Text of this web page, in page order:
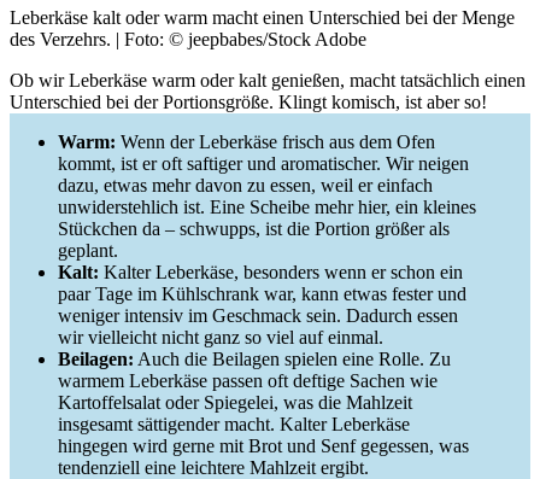
Leberkäse kalt oder warm macht einen Unterschied bei der Menge
des Verzehrs. | Foto: © jeepbabes/Stock Adobe
Ob wir Leberkäse warm oder kalt genießen, macht tatsächlich einen
Unterschied bei der Portionsgröße. Klingt komisch, ist aber so!
Warm: Wenn der Leberkäse frisch aus dem Ofen
kommt, ist er oft saftiger und aromatischer. Wir neigen
dazu, etwas mehr davon zu essen, weil er einfach
unwiderstehlich ist. Eine Scheibe mehr hier, ein kleines
Stückchen da – schwupps, ist die Portion größer als
geplant.
Kalt: Kalter Leberkäse, besonders wenn er schon ein
paar Tage im Kühlschrank war, kann etwas fester und
weniger intensiv im Geschmack sein. Dadurch essen
wir vielleicht nicht ganz so viel auf einmal.
Beilagen: Auch die Beilagen spielen eine Rolle. Zu
warmem Leberkäse passen oft deftige Sachen wie
Kartoffelsalat oder Spiegelei, was die Mahlzeit
insgesamt sättigender macht. Kalter Leberkäse
hingegen wird gerne mit Brot und Senf gegessen, was
tendenziell eine leichtere Mahlzeit ergibt.